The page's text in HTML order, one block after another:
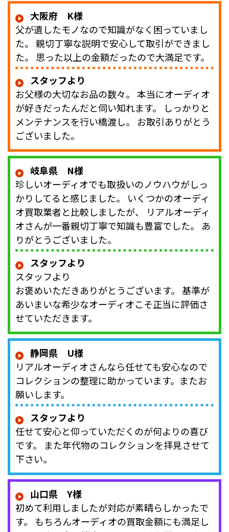
大阪府 K様
父が遺したモノなので知識がなく困っていまし
た。 親切丁寧な説明で安心して取引ができまし
た。 思った以上の金額だったので大満足です。
スタッフより
お父様の大切なお品の数々。 本当にオーディオ
が好きだったんだと伺い知れます。 しっかりと
メンテナンスを行い橋渡し。 お取引ありがとう
ございました。
岐阜県 N様
珍しいオーディオでも取扱いのノウハウがしっ
かりしてると感じました。 いくつかのオーディ
オ買取業者と比較しましたが、 リアルオーディ
オさんが一番親切丁寧で知識も豊富でした。 あ
りがとうございました。
スタッフより
スタッフより
お褒めいただきありがとうございます。 基準が
あいまいな希少なオーディオこそ正当に評価さ
せていただきます。
静岡県 U様
リアルオーディオさんなら任せても安心なので
コレクションの整理に助かっています。またお
願いします。
スタッフより
任せて安心と仰っていただくのが何よりの喜び
です。 また年代物のコレクションを拝見させて
下さい。
山口県 Y様
初めて利用しましたが対応が素晴らしかったで
す。 もちろんオーディオの買取金額にも満足し